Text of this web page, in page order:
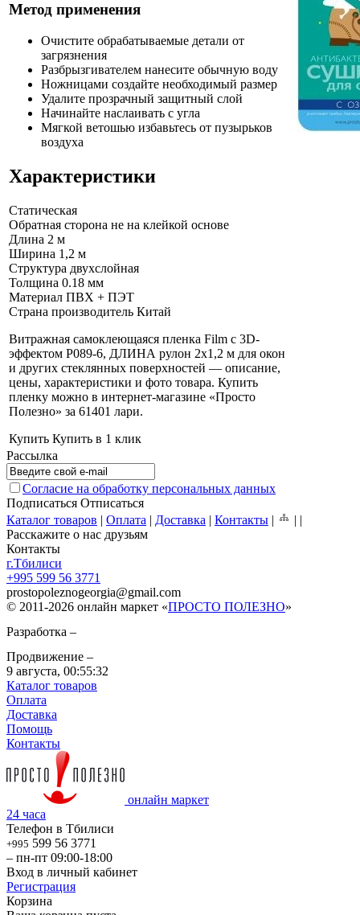
Метод применения
Очистите обрабатываемые детали от
загрязнения
Разбрызгивателем нанесите обычную воду
Ножницами создайте необходимый размер
Удалите прозрачный защитный слой
Начинайте наслаивать с угла
Мягкой ветошью избавьтесь от пузырьков
воздуха
Характеристики
Статическая
Обратная сторона не на клейкой основе
Длина 2 м
Ширина 1,2 м
Структура двухслойная
Толщина 0.18 мм
Материал ПВХ + ПЭТ
Страна производитель Китай
Витражная самоклеющаяся пленка Film с 3D-
эффектом P089-6, ДЛИНА рулон 2х1,2 м для окон
и других стеклянных поверхностей — описание,
цены, характеристики и фото товара. Купить
пленку можно в интернет-магазине «Просто
Полезно» за 61401 лари.
Купить Купить в 1 клик
Рассылка
Согласие на обработку персональных данных
Подписаться Отписаться
Каталог товаров | Оплата | Доставка | Контакты | | |
Расскажите о нас друзьям
Контакты
г.Тбилиси
+995 599 56 3771
prostopoleznogeorgia@gmail.com
© 2011-2026 онлайн маркет «ПРОСТО ПОЛЕЗНО»
Разработка –
Продвижение –
9 августа, 00:55:32
Каталог товаров
Оплата
Доставка
Помощь
Контакты
онлайн маркет
24 часа
Телефон в Тбилиси
+995 599 56 3771
– пн-пт 09:00-18:00
Вход в личный кабинет
Регистрация
Корзина